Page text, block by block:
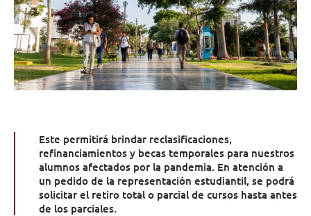
Este permitirá brindar reclasificaciones,
refinanciamientos y becas temporales para nuestros
alumnos afectados por la pandemia. En atención a
un pedido de la representación estudiantil, se podrá
solicitar el retiro total o parcial de cursos hasta antes
de los parciales.